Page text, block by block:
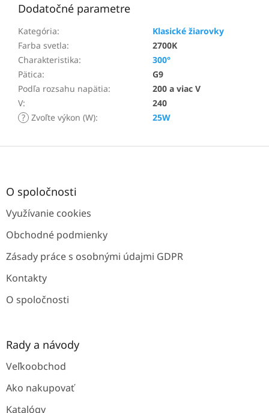
Dodatočné parametre
Kategória:
Klasické žiarovky
Farba svetla:
2700K
Charakteristika:
300°
Pätica:
G9
Podľa rozsahu napätia:
200 a viac V
V:
240
? Zvoľte výkon (W): 25W
Z
O spoločnosti
Využívanie cookies
Obchodné podmienky
Zásady práce s osobnými údajmi GDPR
Kontakty
O spoločnosti
Rady a návody
Veľkoobchod
Ako nakupovať
Katalógy